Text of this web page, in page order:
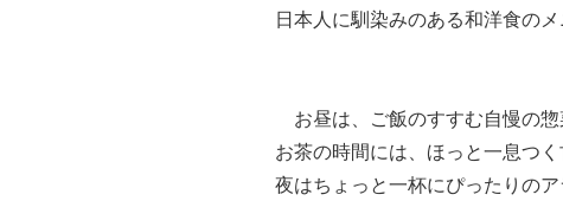
日本人に馴染みのある和洋食のメ
お昼は、ご飯のすすむ自慢の惣
お茶の時間には、ほっと一息つ
夜はちょっと一杯にぴったりの